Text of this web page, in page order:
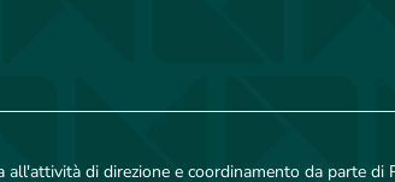
di direzione e coordinamento da parte di